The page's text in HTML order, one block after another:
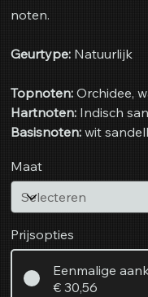
noten.
Geurtype: Natuurlijk
Topnoten: Orchidee,
Hartnoten: Indisch
Basisnoten: wit
Maat
Prijsopties
Eenmalige
€ 30,56